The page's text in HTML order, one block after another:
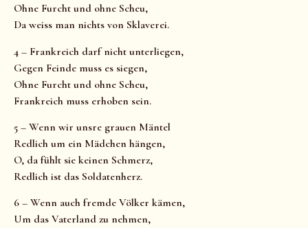
Ohne Furcht und ohne Scheu,
Da weiss man nichts von Sklaverei.
4 – Frankreich darf nicht unterliegen,
Gegen Feinde muss es siegen,
Ohne Furcht und ohne Scheu,
Frankreich muss erhoben sein.
5 – Wenn wir unsre grauen Mäntel
Redlich um ein Mädchen hängen,
O, da fühlt sie keinen Schmerz,
Redlich ist das Soldatenherz.
6 – Wenn auch fremde Völker kämen,
Um das Vaterland zu nehmen,